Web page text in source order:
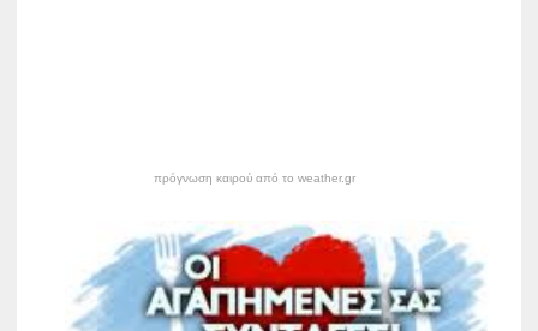
πρόγνωση καιρού από το weather.gr